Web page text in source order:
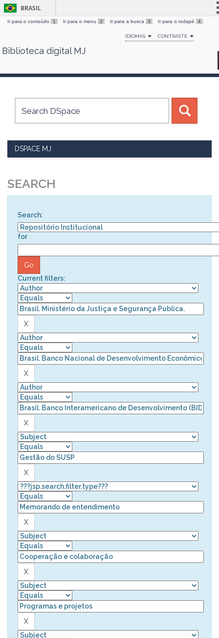
Skip
BRASIL
Simplifique!
Comunica BR
Canais
Ir para o conteúdo 1 Ir para o menu 2 Ir para a busca 3 Ir para o rodapé 4
IDIOMAS CONTRASTE
Biblioteca digital MJ
DSPACE MJ
SEARCH
Search:
for
Current filters: